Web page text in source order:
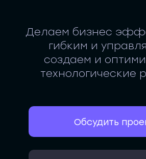
Делаем бизнес
гибким и
создаем и
технологические
Обсудить